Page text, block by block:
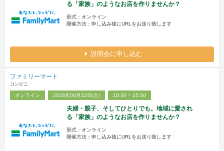
る「家族」のようなお店を作りませんか？
形式：オンライン
開催方法：申し込み後にURLをお送り致します
説明会に申し込む
ファミリーマート
コンビニ
オンライン 2026年08月22日(土) 10:30 ~ 15:00
夫婦・親子、そしてひとりでも。地域に愛され
る「家族」のようなお店を作りませんか？
形式：オンライン
開催方法：申し込み後にURLをお送り致します